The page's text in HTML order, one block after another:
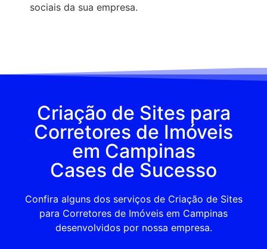
sociais da sua empresa.
Criação de Sites para
Corretores de Imóveis
em Campinas
Cases de Sucesso
Confira alguns dos serviços de Criação de Sites
para Corretores de Imóveis em Campinas
desenvolvidos por nossa empresa.